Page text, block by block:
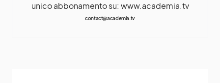
unico abbonamento su: www.academia.tv
contact@academia.tv